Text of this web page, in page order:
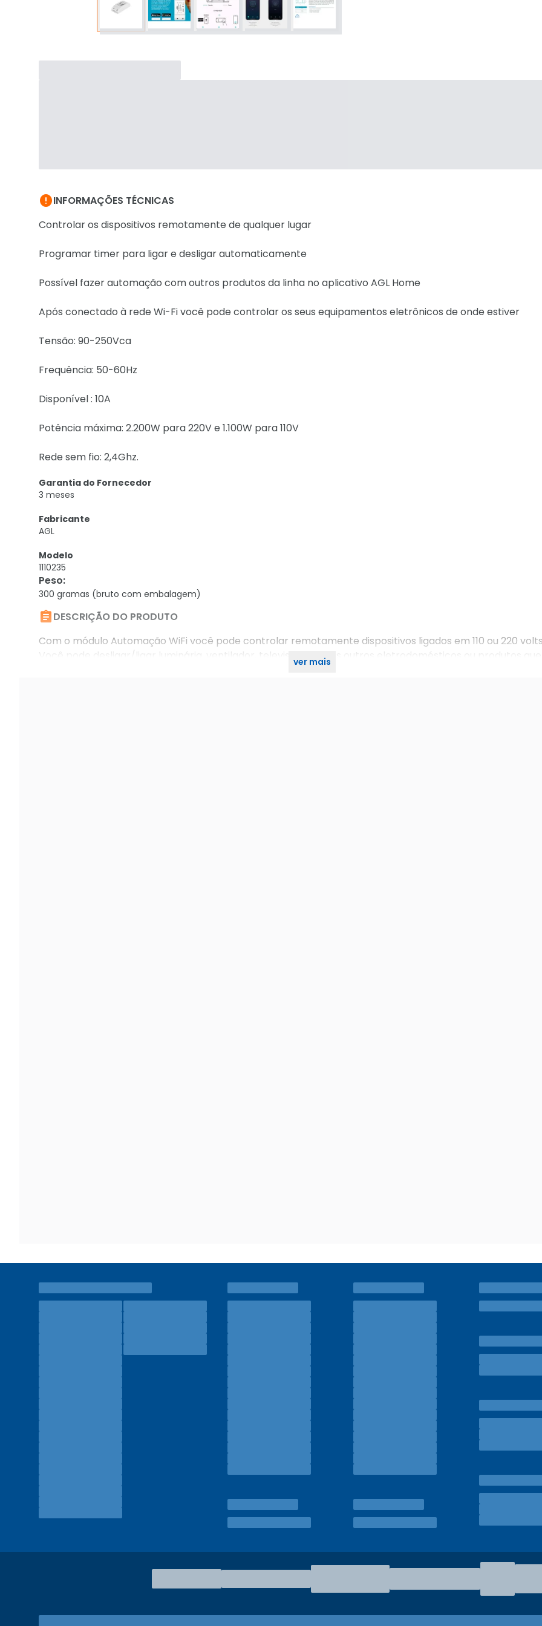
INFORMAÇÕES TÉCNICAS
Controlar os dispositivos remotamente de qualquer lugar
Programar timer para ligar e desligar automaticamente
Possível fazer automação com outros produtos da linha no aplicativo AGL Home
Após conectado à rede Wi-Fi você pode controlar os seus equipamentos eletrônicos de onde estiver
Tensão: 90-250Vca
Frequência: 50-60Hz
Disponível : 10A
Potência máxima: 2.200W para 220V e 1.100W para 110V
Rede sem fio: 2,4Ghz.
Garantia do Fornecedor
3 meses
Fabricante
AGL
Modelo
1110235
Peso:
300 gramas (bruto com embalagem)
DESCRIÇÃO DO PRODUTO
Com o módulo Automação WiFi você pode controlar remotamente dispositivos ligados em 110 ou 220
Você pode desligar/ligar luminária, ventilador, televisão e vários outros eletrodomésticos ou produtos que
ver mais